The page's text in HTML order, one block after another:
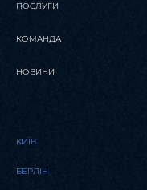
ПОСЛУГИ
КОМАНДА
НОВИНИ
KИЇВ
БЕРЛІН